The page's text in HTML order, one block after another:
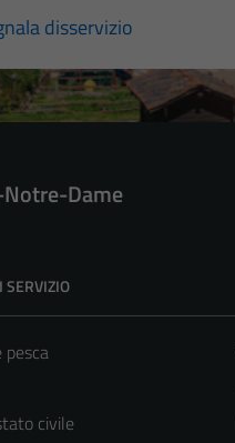
disservizio
Dame
SERVIZIO
civile